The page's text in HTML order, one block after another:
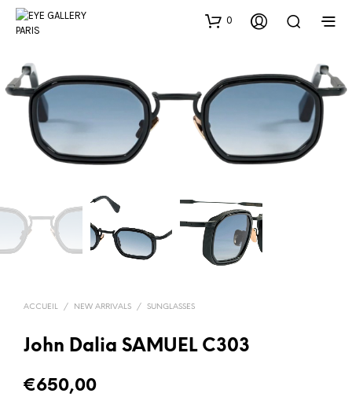
0
ACCUEIL / NEW ARRIVALS / SUNGLASSES
John Dalia SAMUEL C303
€650,00